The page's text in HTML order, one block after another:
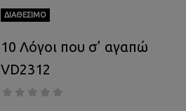
ΔΙΑΘΈΣΙΜΟ
10 Λόγoι που σ’ αγαπώ
VD2312